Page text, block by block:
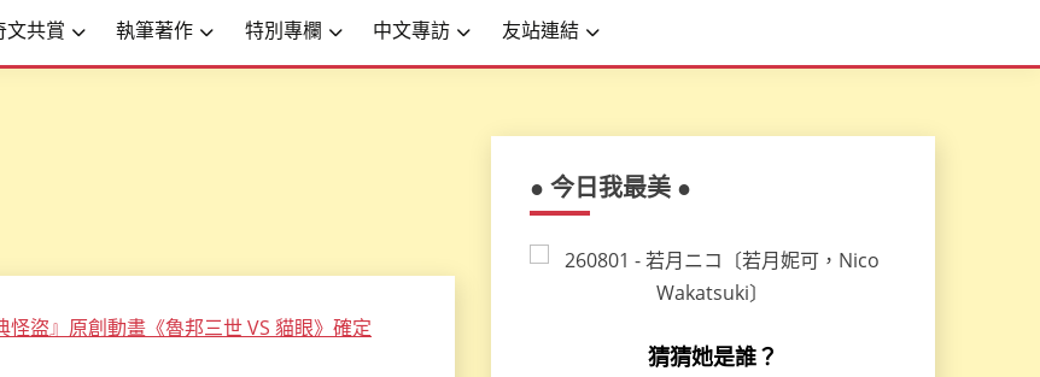
文共賞 執筆著作 特別專欄 中文專訪 友站連結
● 今日我最美 ●
猜猜她是誰？